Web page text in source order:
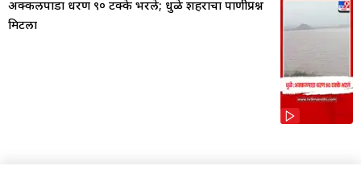
अक्कलपाडा धरण ९० टक्के भरले; धुळे शहराचा पाणीप्रश्न
मिटला